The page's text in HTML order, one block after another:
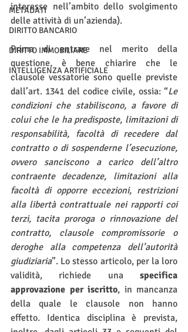
METADATI
DIRITTO BANCARIO
DIRITTO IMMOBILIARE
INTELLIGENZA ARTIFICIALE
interesse nell’ambito dello svolgimento
delle attività di un’azienda).
Prima di entrare nel merito della
questione, è bene chiarire che le
clausole vessatorie sono quelle previste
dall’art. 1341 del codice civile, ossia: “Le
condizioni che stabiliscono, a favore di
colui che le ha predisposte, limitazioni di
responsabilità, facoltà di recedere dal
contratto o di sospenderne l’esecuzione,
ovvero sanciscono a carico dell’altro
contraente decadenze, limitazioni alla
facoltà di opporre eccezioni, restrizioni
alla libertà contrattuale nei rapporti coi
terzi, tacita proroga o rinnovazione del
contratto, clausole compromissorie o
deroghe alla competenza dell’autorità
giudiziaria”. Lo stesso articolo, per la loro
validità, richiede una specifica
approvazione per iscritto, in mancanza
della quale le clausole non hanno
effetto. Identica disciplina è prevista,